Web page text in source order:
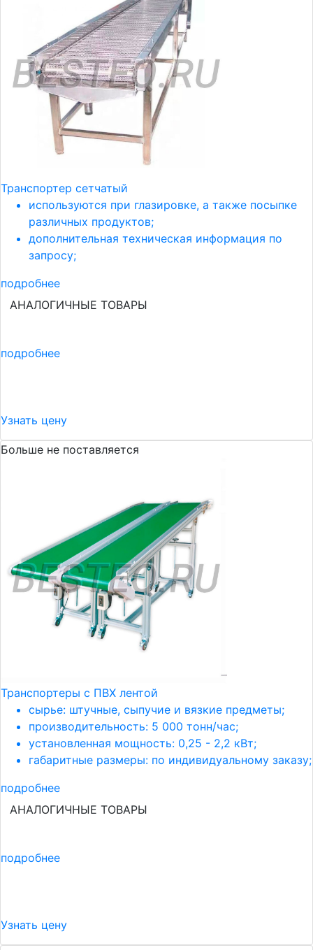
Транспортер сетчатый
используются при глазировке, а также посыпке
различных продуктов;
дополнительная техническая информация по
запросу;
подробнее
АНАЛОГИЧНЫЕ ТОВАРЫ
подробнее
Узнать цену
Больше не поставляется
Транспортеры с ПВХ лентой
сырье: штучные, сыпучие и вязкие предметы;
производительность: 5 000 тонн/час;
установленная мощность: 0,25 - 2,2 кВт;
габаритные размеры: по индивидуальному заказу;
подробнее
АНАЛОГИЧНЫЕ ТОВАРЫ
подробнее
Узнать цену